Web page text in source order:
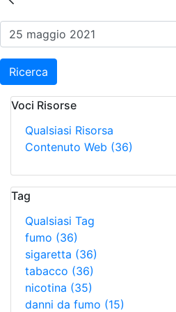
Ricerca
Voci Risorse
Qualsiasi Risorsa
Contenuto Web (36)
Tag
Qualsiasi Tag
fumo (36)
sigaretta (36)
tabacco (36)
nicotina (35)
danni da fumo (15)